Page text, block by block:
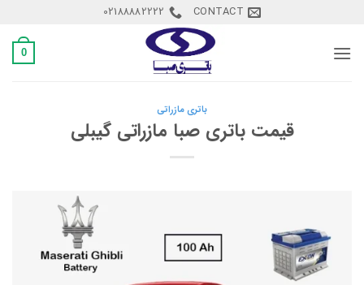
content
CONTACT
02188882222
0
باتری مازراتی
قیمت باتری صبا مازراتی گیبلی